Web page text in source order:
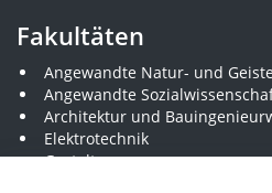
Fakultäten
Angewandte Natur- und
Angewandte
Architektur und
Elektrotechnik
Gestaltung